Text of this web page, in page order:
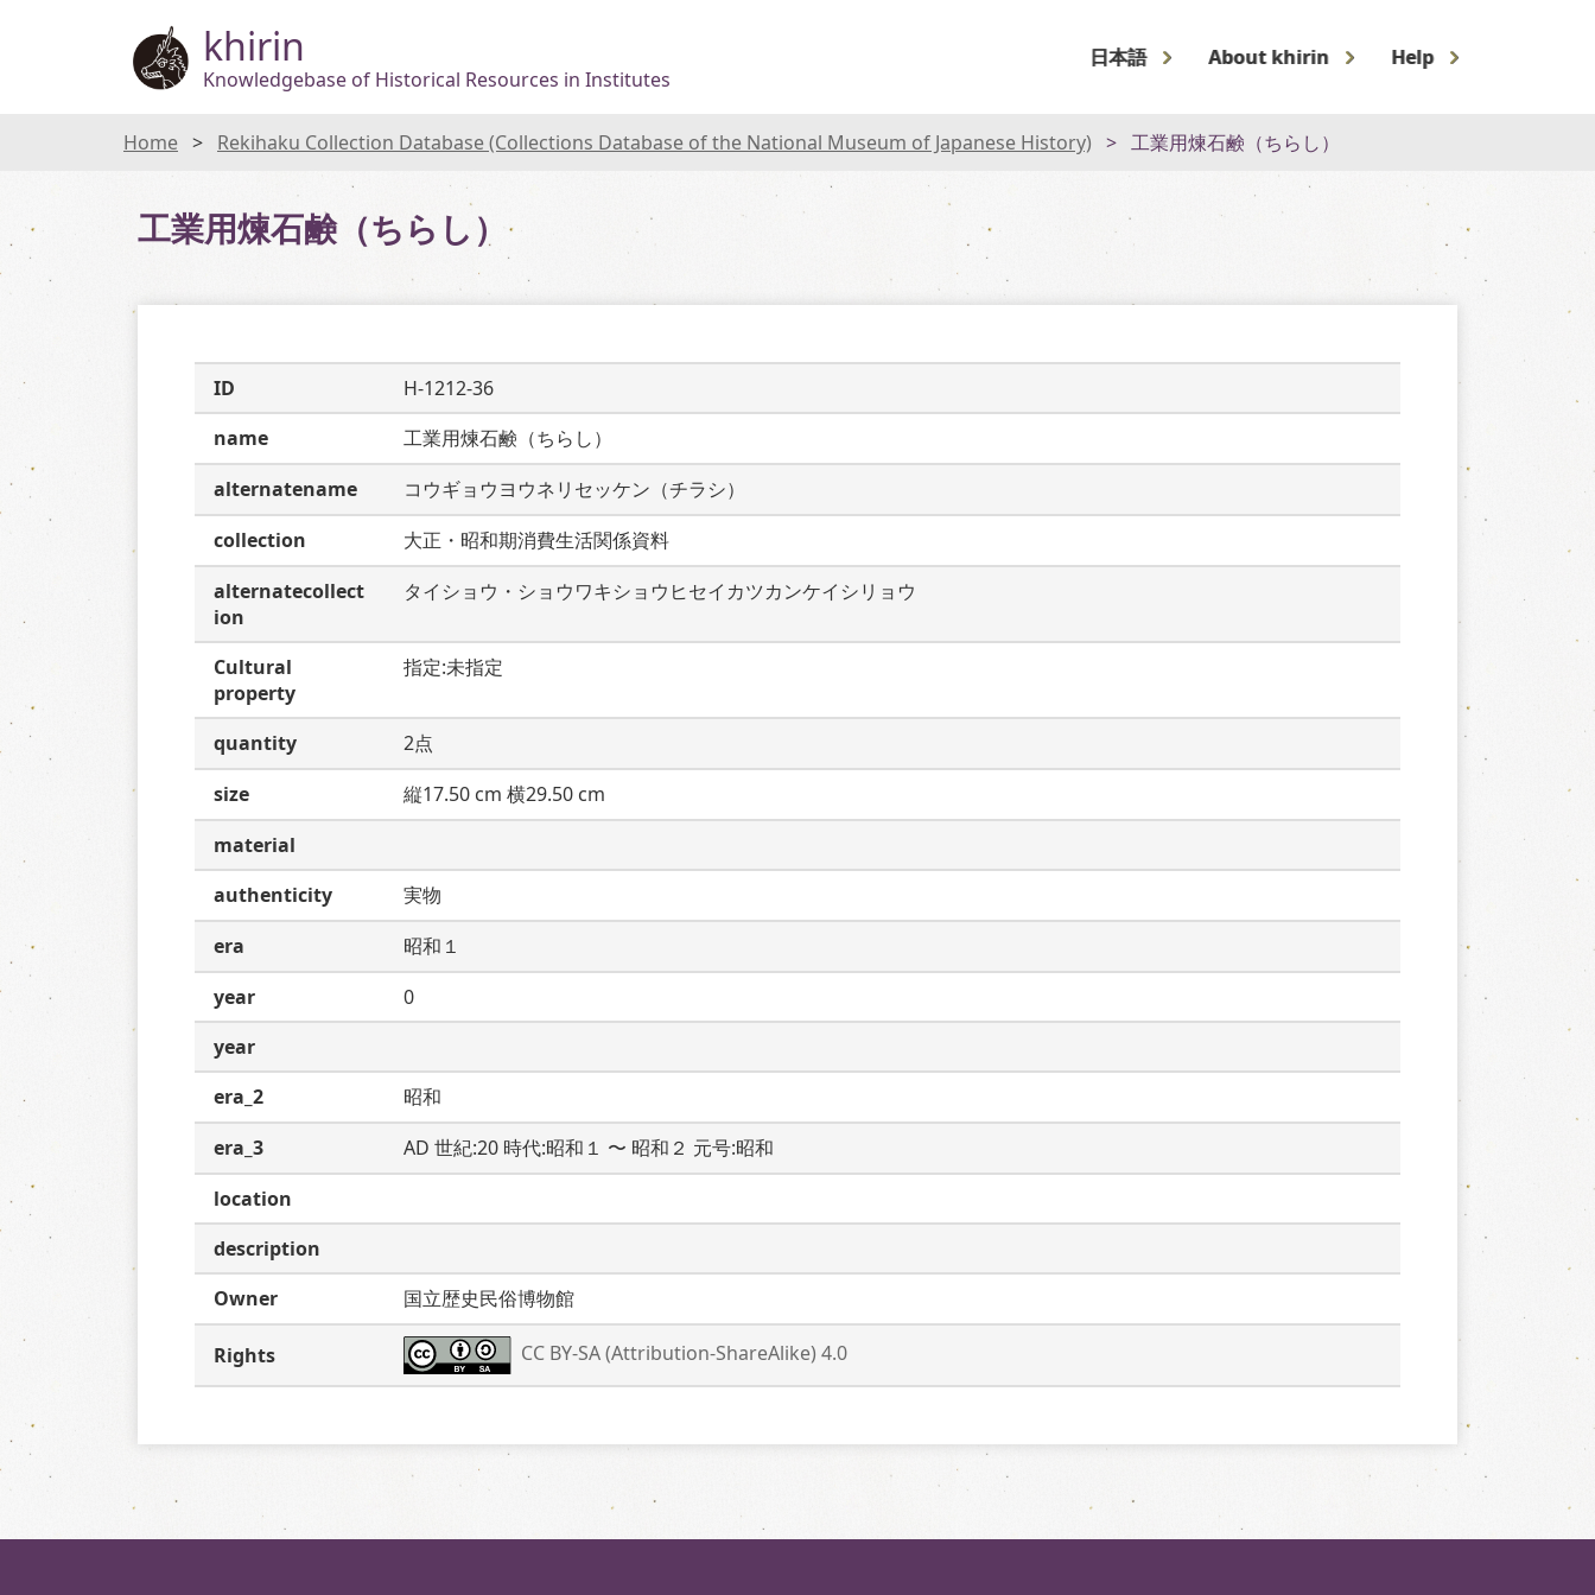
khirin
Knowledgebase of Historical Resources in Institutes
日本語 About khirin Help
Home Rekihaku Collection Database (Collections Database of the National Museum of Japanese History) 工業用煉石鹸（ちらし）
工業用煉石鹸（ちらし）
ID
H-1212-36
name
工業用煉石鹸（ちらし）
alternatename
コウギョウヨウネリセッケン（チラシ）
collection
大正・昭和期消費生活関係資料
alternatecollect
ion
タイショウ・ショウワキショウヒセイカツカンケイシリョウ
Cultural
property
指定:未指定
quantity
2点
size
縦17.50 cm 横29.50 cm
material
authenticity
実物
era
昭和１
year
0
year
era_2
昭和
era_3
AD 世紀:20 時代:昭和１ 〜 昭和２ 元号:昭和
location
description
Owner
国立歴史民俗博物館
Rights CC BY-SA (Attribution-ShareAlike) 4.0